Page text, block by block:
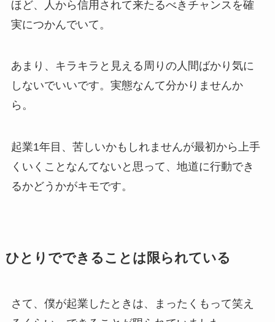
ほど、人から信用されて来たるべきチャンスを確
実につかんでいて。
あまり、キラキラと見える周りの人間ばかり気に
しないでいいです。実態なんて分かりませんか
ら。
起業1年目、苦しいかもしれませんが最初から上手
くいくことなんてないと思って、地道に行動でき
るかどうかがキモです。
ひとりでできることは限られている
さて、僕が起業したときは、まったくもって笑え